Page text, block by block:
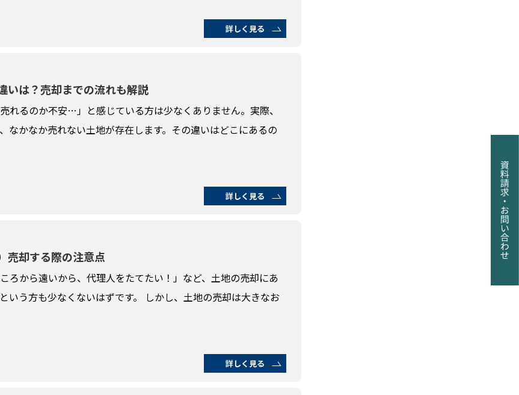
詳しく見る
いは？売却までの流れも解説
れるのか不安…」と感じている方は少なくありません。実際、
なかなか売れない土地が存在します。その違いはどこにあるの
詳しく見る
売却する際の注意点
ろから遠いから、代理人をたてたい！」など、土地の売却にあ
いう方も少なくないはずです。 しかし、土地の売却は大きなお
詳しく見る